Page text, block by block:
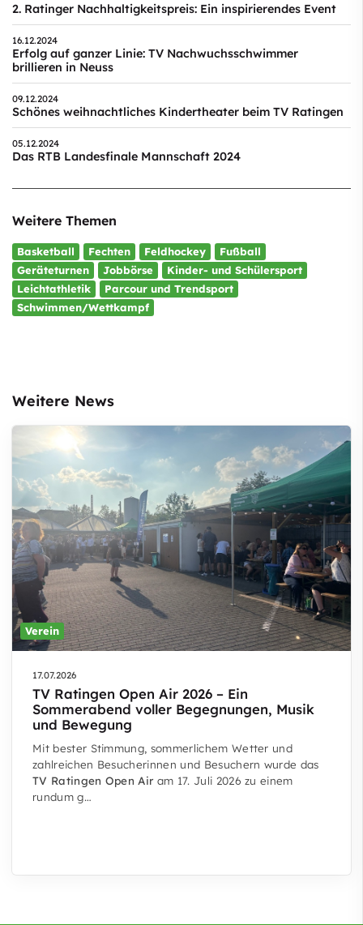
2. Ratinger Nachhaltigkeitspreis: Ein inspirierendes Event
16.12.2024
Erfolg auf ganzer Linie: TV Nachwuchsschwimmer
brillieren in Neuss
09.12.2024
Schönes weihnachtliches Kindertheater beim TV Ratingen
05.12.2024
Das RTB Landesfinale Mannschaft 2024
Weitere Themen
Basketball Fechten Feldhockey
Fußball
Geräteturnen
Jobbörse
Kinder- und Schülersport
Leichtathletik
Parcour und Trendsport
Schwimmen/Wettkampf
Weitere News
Verein
17.07.2026
TV Ratingen Open Air 2026 – Ein
Sommerabend voller Begegnungen, Musik
und Bewegung
Mit bester Stimmung, sommerlichem Wetter und
zahlreichen Besucherinnen und Besuchern wurde das
TV Ratingen Open Airam 17. Juli 2026 zu einem
rundum g…